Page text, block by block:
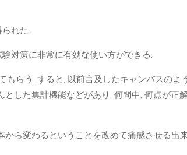
れた.
対策に非常に有効な使い方ができる.
らう. すると, 以前言及したキャンバスのよ
した集計機能などがあり, 何問中, 何点が正
ら変わるということを改めて痛感させる出